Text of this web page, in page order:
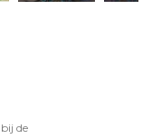
de